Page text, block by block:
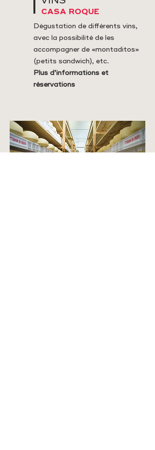
CASA ROQUE
Dégustation de différents vins,
avec la possibilité de les
accompagner de «montaditos»
(petits sandwich), etc.
Plus d’informations et
réservations